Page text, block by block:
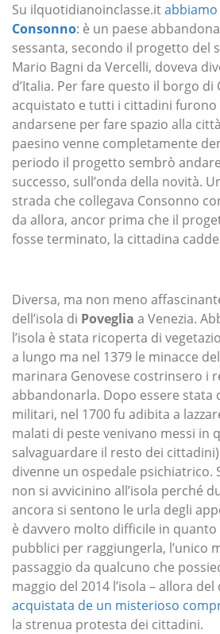
Su ilquotidianoinclasse.it
Consonno: è un paese
sessanta, secondo il progetto del
Mario Bagni da Vercelli, doveva
d’Italia. Per fare questo il borgo di
acquistato e tutti i cittadini
andarsene per fare spazio alla
paesino venne completamente
periodo il progetto sembrò
successo, sull’onda della novità.
strada che collegava Consonno
da allora, ancor prima che il
fosse terminato, la cittadina cadde
Diversa, ma non meno
dell’isola di Poveglia a Venezia.
l’isola è stata ricoperta di
a lungo ma nel 1379 le minacce
marinara Genovese costrinsero i
abbandonarla. Dopo essere stata
militari, nel 1700 fu adibita a
malati di peste venivano messi in
salvaguardare il resto dei cittadini)
divenne un ospedale psichiatrico.
non si avvicinino all’isola perché
ancora si sentono le urla degli
è davvero molto difficile in quanto
pubblici per raggiungerla, l’unico
passaggio da qualcuno che
maggio del 2014 l’isola – allora
acquistata de un misterioso
la strenua protesta dei cittadini.